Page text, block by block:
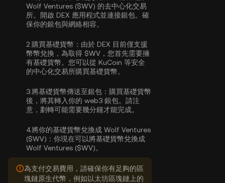
Wolf Ventures ($WV) 的去中心化交易
所。開啟 DEX 應用程式並連接銀包。確
保你的銀包與網絡相容。
2. 購買基礎貨幣： 由於 DEX 目前僅支援
幣幣兌換，為取得 $WV，您首先需要擁
有基礎貨幣。您可以從 KuCoin 等安全
的中心化交易所購買基礎貨幣。
3. 將基礎貨幣傳送至銀包： 購買基礎貨幣
後，將其轉入你的 web3 銀包。請注
意，劃轉可能需要幾分鐘才能完成。
4.將你的基礎貨幣兌換成 Wolf Ventures
($WV)： 你現在可以將基礎貨幣兌換成
Wolf Ventures ($WV)。
為支付交易費用，請確保你有足夠的區
塊鏈原生代幣，例如以太坊區塊鏈上的